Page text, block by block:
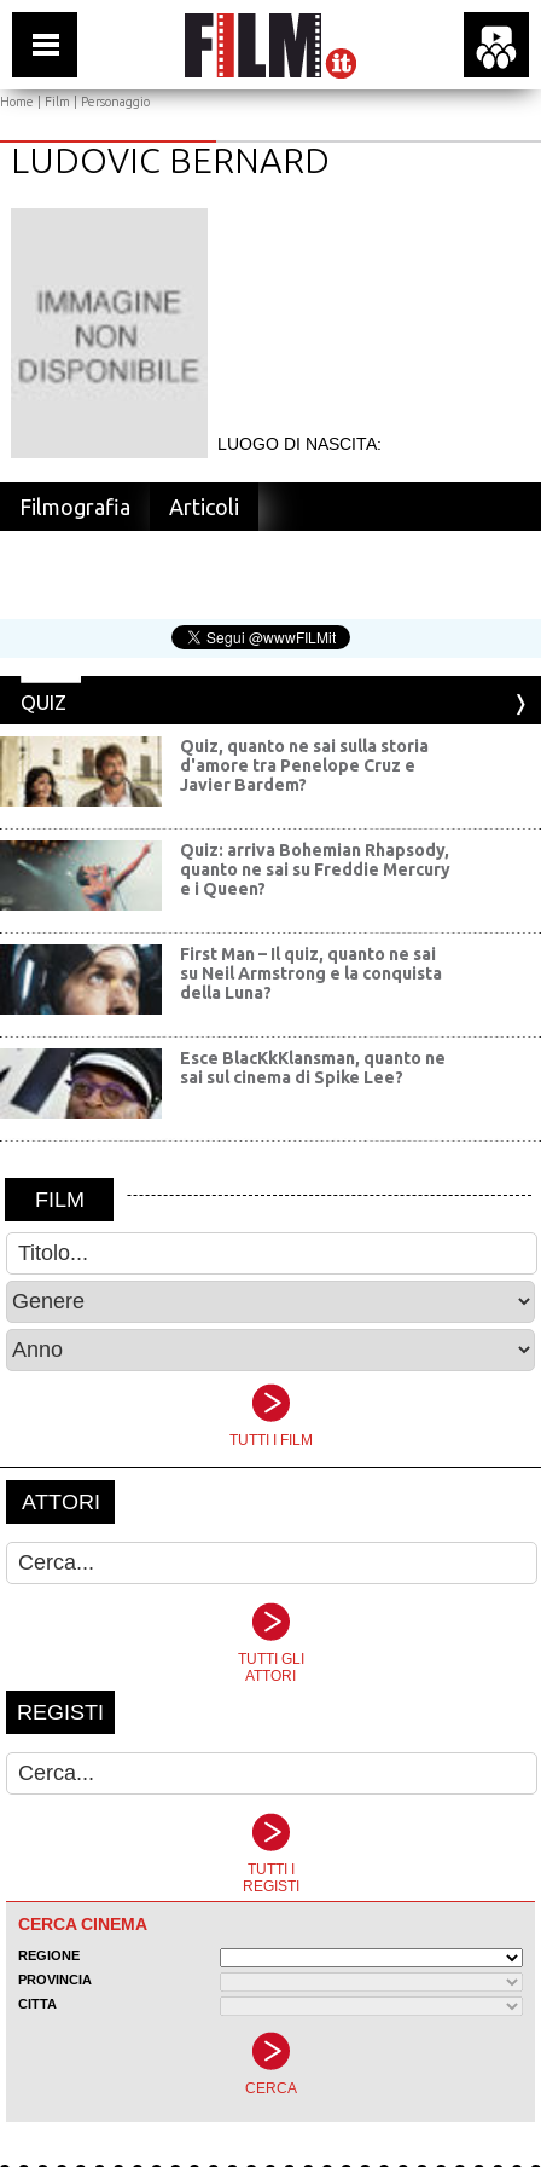
Home|Film| Personaggio
LUDOVIC BERNARD
LUOGO DI NASCITA:
Filmografia Articoli
QUIZ
Quiz, quanto ne sai sulla storia
d'amore tra Penelope Cruz e
Javier Bardem?
Quiz: arriva Bohemian Rhapsody,
quanto ne sai su Freddie Mercury
e i Queen?
First Man – Il quiz, quanto ne sai
su Neil Armstrong e la conquista
della Luna?
Esce BlacKkKlansman, quanto ne
sai sul cinema di Spike Lee?